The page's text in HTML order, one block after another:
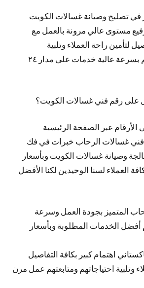
في تصليح وصيانة غسالات الكويت
مستوى عالي مرونة بالعمل مع
لتأمين راحة العملاء وتلبية
احتياجاتهم ومتابعتهم بسرعة عالية خدمات على مدار ٢٤
على رقم فني غسالات الكويت؟
عبر الصفحة الرئيسية
غسالات الرحاب خبرات في فك
وصيانة غسالات الكويت وبأسعار
العملاء لسنا الوحيدين لكنا الأفضل
المتميز بجودة العمل وسرعة
أفضل الخدمات المطلوبة وبأسعار
اهتمام كبير بكافة التفاصيل
وتلبية احتياجاتهم ومتابعتهم عمل مرن